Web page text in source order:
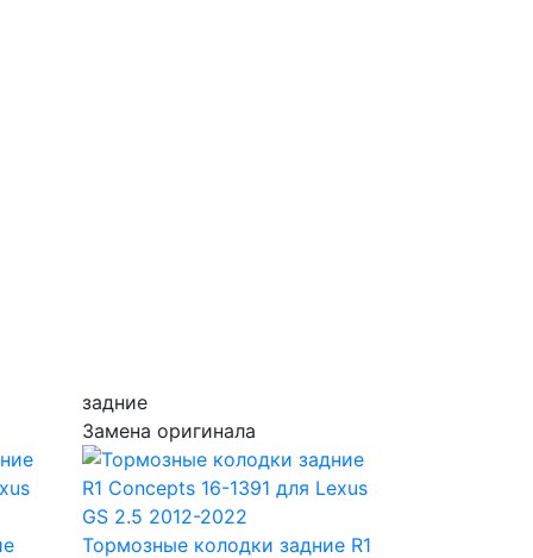
задние
Замена оригинала
Тормозные колодки задние R1